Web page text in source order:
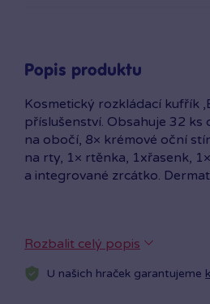
Popis produktu
Kosmetický rozkládací kufřík
příslušenství. Obsahuje 32
na obočí, 8× krémové oční
na rty, 1× rtěnka, 1xřasenk,
a integrované zrcátko.
Rozbalit celý popis
U našich hraček garantujeme